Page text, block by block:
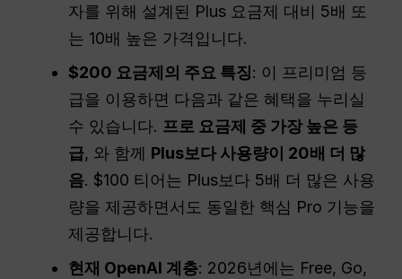
자를 위해 설계된 Plus 요금제 대비 5배 또
는 10배 높은 가격입니다.
$200 요금제의 주요 특징: 이 프리미엄 등
급을 이용하면 다음과 같은 혜택을 누리실
수 있습니다. 프로 요금제 중 가장 높은 등
급, 와 함께 Plus보다 사용량이 20배 더 많
음. $100 티어는 Plus보다 5배 더 많은 사용
량을 제공하면서도 동일한 핵심 Pro 기능을
제공합니다.
현재 OpenAI 계층: 2026년에는 Free, Go,